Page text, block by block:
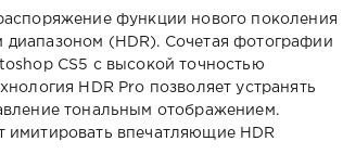
функции нового поколения
(HDR). Сочетая фотографии
CS5 с высокой точностью
HDR Pro позволяет устранять
тональным отображением.
имитировать впечатляющие HDR